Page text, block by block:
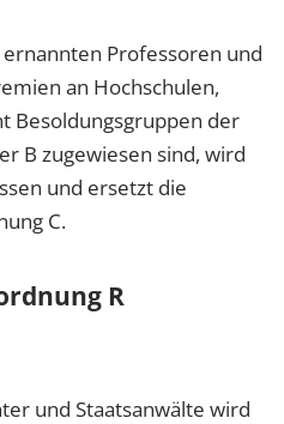
Professoren und
an Hochschulen,
Besoldungsgruppen der
B zugewiesen sind, wird
und ersetzt die
C.
R
und Staatsanwälte wird